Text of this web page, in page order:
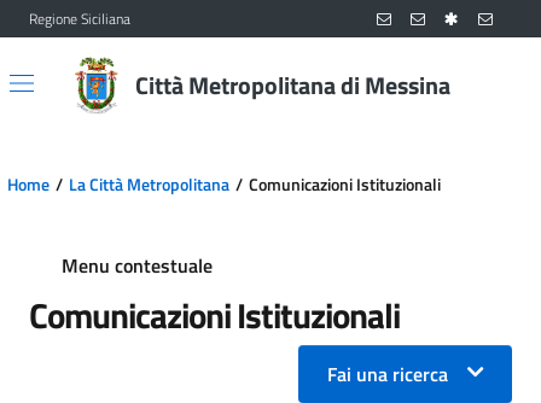
Vai al contenuto principale
Vai al menu principale
Regione Siciliana
Città Metropolitana di Messina
Home La Città Metropolitana Comunicazioni Istituzionali
Menu contestuale
Comunicazioni Istituzionali
Fai una ricerca